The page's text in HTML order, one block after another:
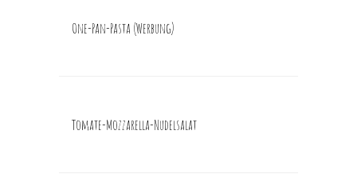
One-Pan-Pasta (Werbung)
Tomate-Mozzarella-Nudelsalat